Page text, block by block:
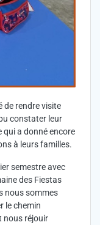
de rendre visite
constater leur
qui a donné encore
à leurs familles.
semestre avec
des Fiestas
nous sommes
le chemin
nous réjouir